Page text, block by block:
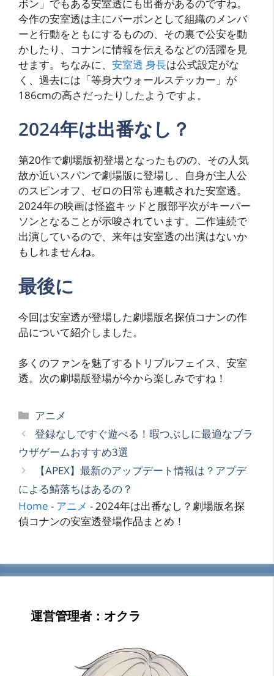
ボン」でもある安室透にも出番があるのですね。
今作の安室透は主にバーボンとして組織のメンバ
ーと行動をともにするものの、その裏で公安を動
かしたり、コナンに情報を伝えるなどの活躍を見
せます。ちなみに、 安室透 身長は公式設定がな
く、過去には「等身大ウォールステッカー」が
186cmの高さだったりしたようですよ。
2024年は出番なし？
第20作で劇場版初登場となったものの、その人気
故か近いスパンで劇場版に登場し、自身が主人公
のスピンオフ、ゼロの日常も連載された安室透。
2024年の映画は怪盗キッドと服部平次がキーパー
ソンとなることが示唆されています。二作連続で
出演しているので、来年は安室透の出演はないか
もしれませんね。
最後に
今回は安室透が登場した劇場版名探偵コナンの作
品について紹介しました。
多くのファンを魅了するトリプルフェイス、安室
透。次の劇場版登場が今から楽しみですね！
カ
テ
ゴ
リ
ー
アニメ
登録なしですぐ遊べる！暇つぶしに最適なブラ
ウザゲームおすすめ3選
【APEX】最新のアップデート情報は？アプデ
による鯖落ちはあるの？
Home - アニメ -2024年は出番なし？劇場版名探
偵コナンの安室透登場作品まとめ！
運営管理者：オクラ